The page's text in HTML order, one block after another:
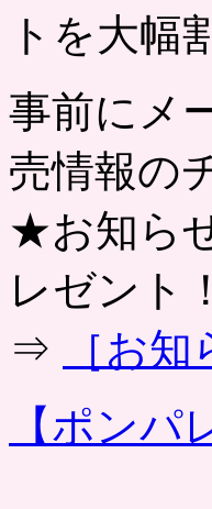
トを大幅
事前にメ
売情報の
★お知ら
レゼント
⇒
［お
【ポンパ